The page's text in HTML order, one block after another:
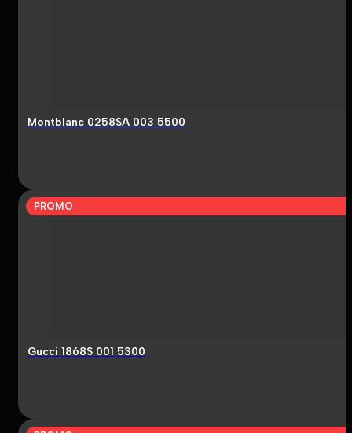
Montblanc 0258SA 003 5500
PROMO
Gucci 1868S 001 5300